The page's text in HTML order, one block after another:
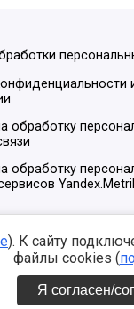
обработку
обработку
). К сайту
файлы cookies (
Я согласен/